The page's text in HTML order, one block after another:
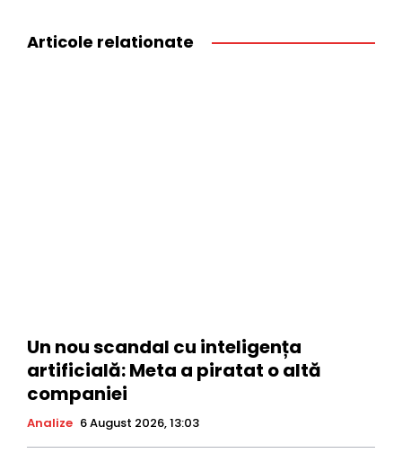
Articole relationate
Un nou scandal cu inteligența
artificială: Meta a piratat o altă
companiei
Analize 6 August 2026, 13:03